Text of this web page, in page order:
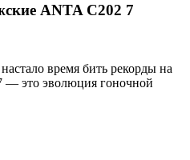
ANTA C202 7
время бить рекорды на
— это эволюция гоночной